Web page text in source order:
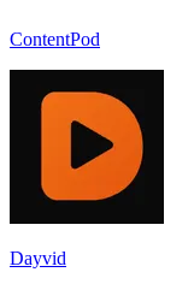
ContentPod
Dayvid